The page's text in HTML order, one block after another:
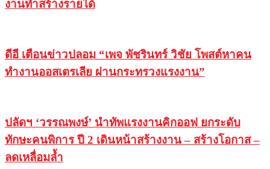
งานทำสร้างรายได้
ดีอี เตือนข่าวปลอม “เพจ พัชรินทร์ วิชัย โพสต์หาคน
ทำงานออสเตรเลีย ผ่านกระทรวงแรงงาน”
ปลัดฯ ‘วรรณพงษ์’ นำทัพแรงงานคิกออฟ ยกระดับ
ทักษะคนพิการ ปี 2 เดินหน้าสร้างงาน – สร้างโอกาส –
ลดเหลื่อมล้ำ